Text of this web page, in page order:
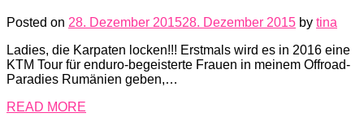
Posted on 28. Dezember 201528. Dezember 2015 by tina
Ladies, die Karpaten locken!!! Erstmals wird es in 2016 eine
KTM Tour für enduro-begeisterte Frauen in meinem Offroad-
Paradies Rumänien geben,…
READ MORE